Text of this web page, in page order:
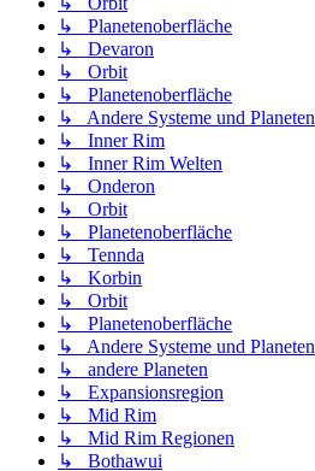
↳ Planetenoberfläche
↳ Devaron
↳ Orbit
↳ Planetenoberfläche
↳ Andere Systeme und Planeten
↳ Inner Rim
↳ Inner Rim Welten
↳ Onderon
↳ Orbit
↳ Planetenoberfläche
↳ Tennda
↳ Korbin
↳ Orbit
↳ Planetenoberfläche
↳ Andere Systeme und Planeten
↳ andere Planeten
↳ Expansionsregion
↳ Mid Rim
↳ Mid Rim Regionen
↳ Bothawui